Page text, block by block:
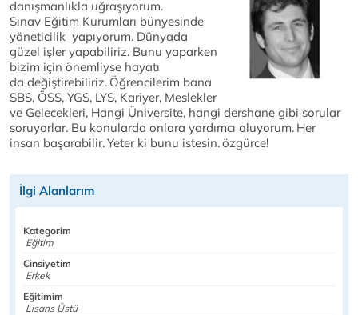
danışmanlıkla uğraşıyorum.
Sınav Eğitim Kurumları bünyesinde
yöneticilik yapıyorum. Dünyada
güzel işler yapabiliriz. Bunu yaparken
bizim için önemliyse hayatı
da değiştirebiliriz. Öğrencilerim bana
SBS, ÖSS, YGS, LYS, Kariyer, Meslekler
ve Gelecekleri, Hangi Üniversite, hangi dershane gibi sorular
soruyorlar. Bu konularda onlara yardımcı oluyorum. Her
insan başarabilir.Yeter ki bunu istesin.özgürce!
İlgi Alanlarım
Kategorim
Eğitim
Cinsiyetim
Erkek
Eğitimim
Lisans Üstü